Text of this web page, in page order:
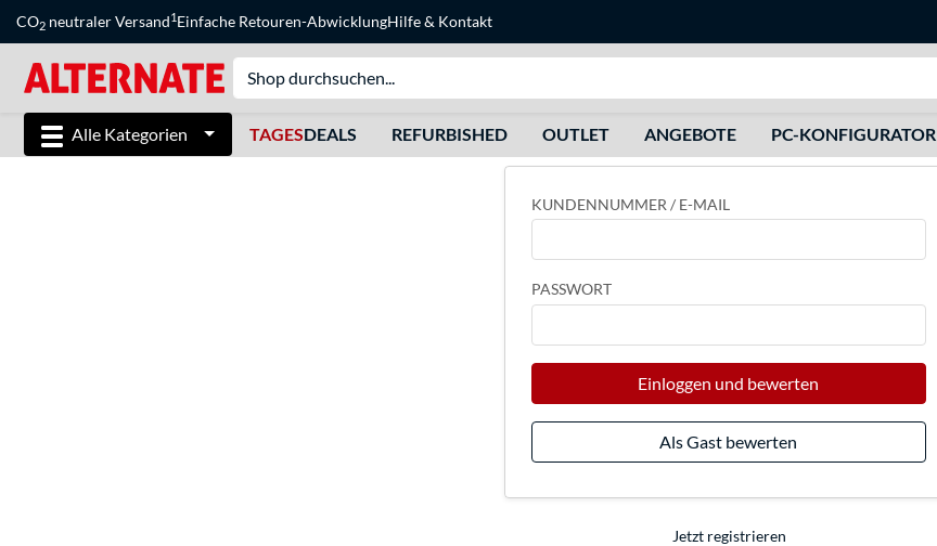
CO2 neutraler Versand1Einfache Retouren-AbwicklungHilfe& Kontakt
Alle Kategorien TAGESDEALS REFURBISHED OUTLET ANGEBOTE PC-KONFIGURATOR
KUNDENNUMMER / E-MAIL
PASSWORT
Einloggen und bewerten
Als Gast bewerten
Jetzt registrieren